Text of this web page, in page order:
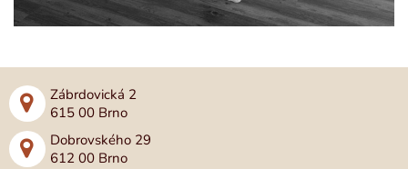
Zábrdovická 2
615 00 Brno
Dobrovského 29
612 00 Brno